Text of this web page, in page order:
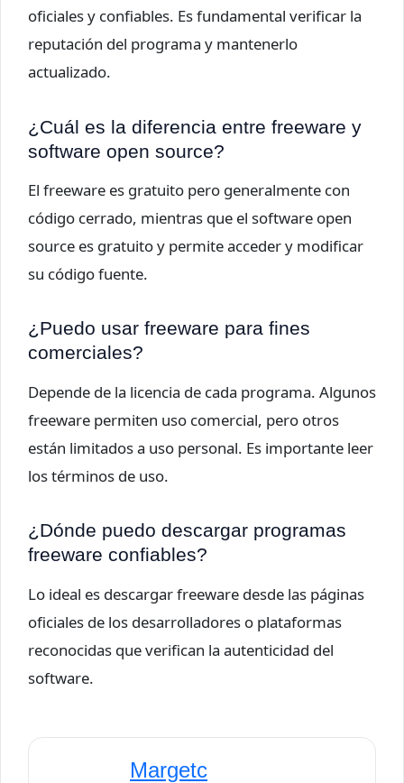
oficiales y confiables. Es fundamental verificar la
reputación del programa y mantenerlo
actualizado.
¿Cuál es la diferencia entre freeware y
software open source?
El freeware es gratuito pero generalmente con
código cerrado, mientras que el software open
source es gratuito y permite acceder y modificar
su código fuente.
¿Puedo usar freeware para fines
comerciales?
Depende de la licencia de cada programa. Algunos
freeware permiten uso comercial, pero otros
están limitados a uso personal. Es importante leer
los términos de uso.
¿Dónde puedo descargar programas
freeware confiables?
Lo ideal es descargar freeware desde las páginas
oficiales de los desarrolladores o plataformas
reconocidas que verifican la autenticidad del
software.
Margetc